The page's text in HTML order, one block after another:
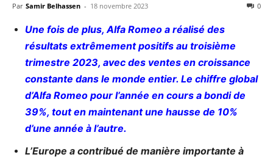
Par Samir Belhassen - 18 novembre 2023 0
Une fois de plus, Alfa Romeo a réalisé des
résultats extrêmement positifs au troisième
trimestre 2023, avec des ventes en croissance
constante dans le monde entier. Le chiffre global
d’Alfa Romeo pour l’année en cours a bondi de
39%, tout en maintenant une hausse de 10%
d’une année à l’autre.
L’Europe a contribué de manière importante à